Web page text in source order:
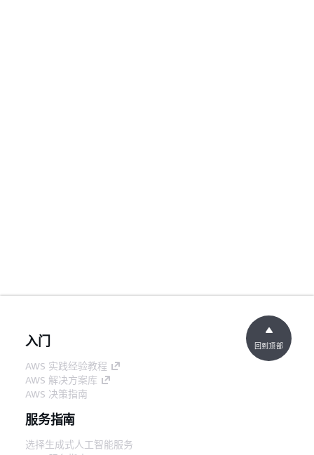
入门
AWS 实践经验教程
AWS 解决方案库
AWS 决策指南
服务指南
选择生成式人工智能服务
回到顶部